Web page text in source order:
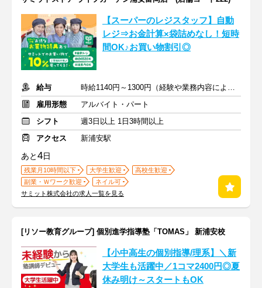
【スーパーのレジスタッフ】自動
レジ⇒お金計算×袋詰めなし！短時
間OK♪お買い物割引◎
給与
時給1140円～1300円（経験や業務内容による）+交通費全額
雇用形態
アルバイト・パート
シフト
週3日以上 1日3時間以上
アクセス
新浦安駅
あと4日
残業月10時間以下 大学生歓迎
高校生歓迎
副業・Ｗワーク歓迎
ネイル可
サミット株式会社の求人一覧を見る
[リソー教育グループ] 個別進学指導塾「TOMAS」 新浦安校
【小中高生の個別指導/理系】＼新
大学生も活躍中／1コマ2400円◎夏
休み明け～スタートもOK